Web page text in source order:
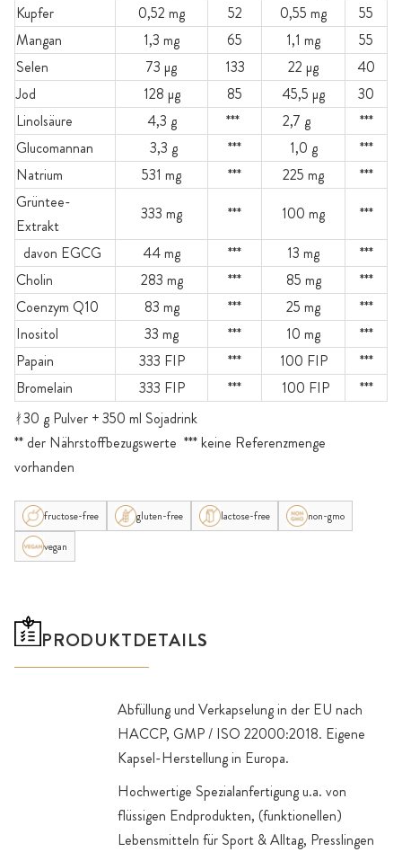
Kupfer
0,52 mg 52 0,55 mg
55
Mangan
1,3 mg 65 1,1 mg
55
Selen
73 µg 133 22 µg
40
Jod
128 µg 85 45,5 µg
30
Linolsäure
4,3 g *** 2,7 g
***
Glucomannan
3,3 g *** 1,0 g
***
Natrium
531 mg *** 225 mg
***
Grüntee-
Extrakt
333 mg *** 100 mg
***
davon EGCG
44 mg *** 13 mg
***
Cholin
283 mg *** 85 mg
***
Coenzym Q10
83 mg *** 25 mg
***
Inositol
33 mg *** 10 mg
***
Papain
333 FIP *** 100 FIP
***
Bromelain
333 FIP *** 100 FIP
***
ᚯ30 g Pulver + 350 ml Sojadrink
** der Nährstoffbezugswerte *** keine Referenzmenge
vorhanden
fructose-free gluten-free lactose-free
non-gmo
vegan
PRODUKTDETAILS
Abfüllung und Verkapselung in der EU nach
HACCP, GMP / ISO 22000:2018. Eigene
Kapsel-Herstellung in Europa.
Hochwertige Spezialanfertigung u.a. von
flüssigen Endprodukten, (funktionellen)
Lebensmitteln für Sport & Alltag, Presslingen